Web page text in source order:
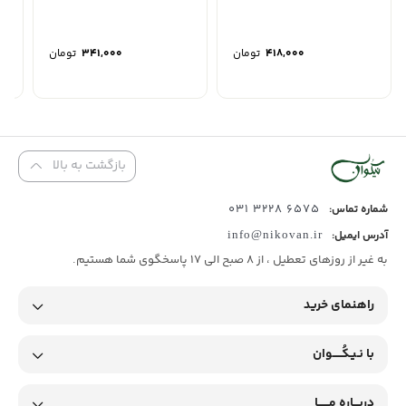
۴۱۸,۰۰۰ تومان ۳۴۱,۰۰۰ تومان
بازگشت به بالا
شماره تماس: 6575 3228 031
آدرس ایمیل: info@nikovan.ir
به غیر از روزهای تعطیل ، از 8 صبح الی 17 پاسخگوی شما هستیم.
راهنمای خرید
با نـیـکُـــــوان